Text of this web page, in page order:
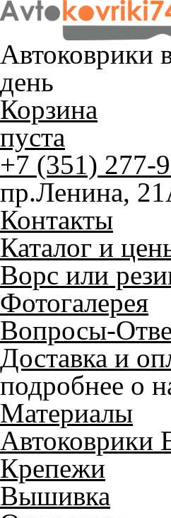
Автоковрики
день
Корзина
пуста
+7 (351) 277-
пр.Ленина,
Контакты
Каталог и
Ворс или
Фотогалерея
Вопросы-
Доставка и
подробнее о
Материалы
Автоковрики
Крепежи
Вышивка